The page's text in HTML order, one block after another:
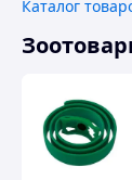
Каталог